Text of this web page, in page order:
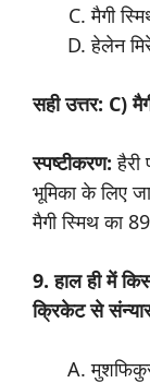
मैगी
हेलेन
सही उत्तर: C)
स्पष्टीकरण: हैरी
भूमिका के लिए
मैगी स्मिथ का
9. हाल ही में
क्रिकेट से